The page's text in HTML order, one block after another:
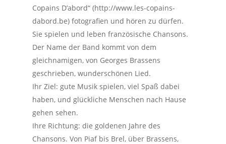
Copains D’abord“ (http://www.les-copains-
dabord.be) fotografien und hören zu dürfen.
Sie spielen und leben französische Chansons.
Der Name der Band kommt von dem
gleichnamigen, von Georges Brassens
geschrieben, wunderschönen Lied.
Ihr Ziel: gute Musik spielen, viel Spaß dabei
haben, und glückliche Menschen nach Hause
gehen sehen.
Ihre Richtung: die goldenen Jahre des
Chansons. Von Piaf bis Brel, über Brassens,